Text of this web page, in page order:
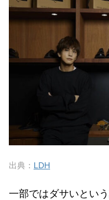
出典： LDH
一部ではダサいとい